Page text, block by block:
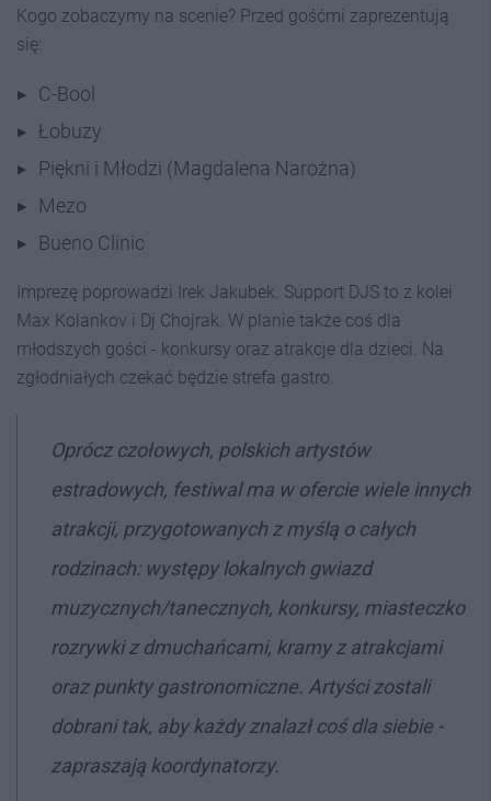
Kogo zobaczymy na scenie? Przed gośćmi zaprezentują
się:
C-Bool
Łobuzy
Piękni i Młodzi (Magdalena Narożna)
Mezo
Bueno Clinic
Imprezę poprowadzi Irek Jakubek. Support DJS to z kolei
Max Kolankov i Dj Chojrak. W planie także coś dla
młodszych gości - konkursy oraz atrakcje dla dzieci. Na
zgłodniałych czekać będzie strefa gastro.
Oprócz czołowych, polskich artystów
estradowych, festiwal ma w ofercie wiele innych
atrakcji, przygotowanych z myślą o całych
rodzinach: występy lokalnych gwiazd
muzycznych/tanecznych, konkursy, miasteczko
rozrywki z dmuchańcami, kramy z atrakcjami
oraz punkty gastronomiczne. Artyści zostali
dobrani tak, aby każdy znalazł coś dla siebie -
zapraszają koordynatorzy.